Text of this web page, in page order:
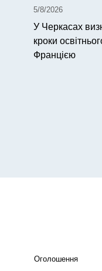
5/8/2026
У Черкасах
кроки
Францією
Оголошення